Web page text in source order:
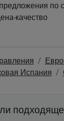
по
качество
Испания